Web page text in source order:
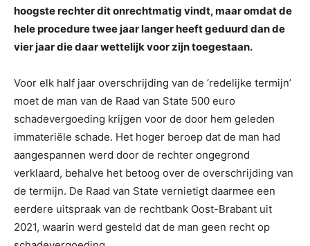
hoogste rechter dit onrechtmatig vindt, maar omdat de
hele procedure twee jaar langer heeft geduurd dan de
vier jaar die daar wettelijk voor zijn toegestaan.
Voor elk half jaar overschrijding van de ‘redelijke termijn’
moet de man van de Raad van State 500 euro
schadevergoeding krijgen voor de door hem geleden
immateriële schade. Het hoger beroep dat de man had
aangespannen werd door de rechter ongegrond
verklaard, behalve het betoog over de overschrijding van
de termijn. De Raad van State vernietigt daarmee een
eerdere uitspraak van de rechtbank Oost-­Brabant uit
2021, waarin werd gesteld dat de man geen recht op